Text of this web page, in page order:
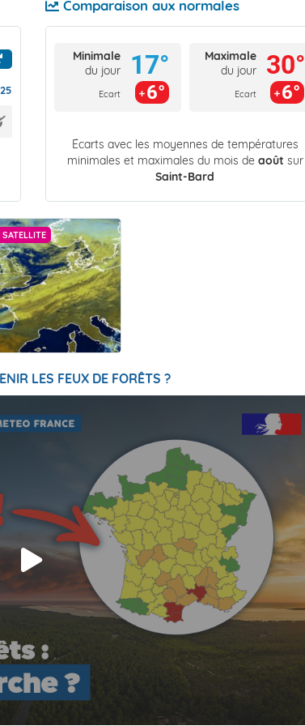
Comparaison aux normales
Minimale
du jour
Ecart
17°
6°
Maximale
du jour
Ecart
30°
6°
Écarts avec les moyennes de températures
minimales et maximales du mois de août sur
Saint-Bard
LES FEUX DE FORÊTS ?